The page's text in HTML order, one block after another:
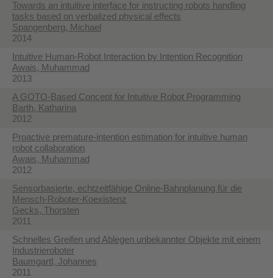
Towards an intuitive interface for instructing robots handling
tasks based on verbalized physical effects
Spangenberg, Michael
2014
Intuitive Human-Robot Interaction by Intention Recognition
Awais, Muhammad
2013
A GOTO-Based Concept for Intuitive Robot Programming
Barth, Katharina
2012
Proactive premature-intention estimation for intuitive human
robot collaboration
Awais, Muhammad
2012
Sensorbasierte, echtzeitfähige Online-Bahnplanung für die
Mensch-Roboter-Koexistenz
Gecks, Thorsten
2011
Schnelles Greifen und Ablegen unbekannter Objekte mit einem
Industrieroboter
Baumgartl, Johannes
2011